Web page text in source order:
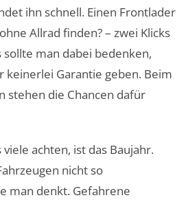
ihn schnell. Einen Frontlader
Allrad finden? – zwei Klicks
man dabei bedenken,
keinerlei Garantie geben. Beim
stehen die Chancen dafür
achten, ist das Baujahr.
nicht so
man denkt. Gefahrene